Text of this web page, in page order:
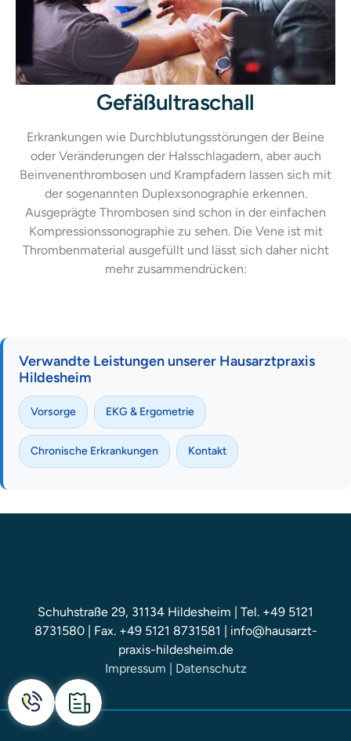
Gefäßultraschall
Erkrankungen wie Durchblutungsstörungen der Beine
oder Veränderungen der Halsschlagadern, aber auch
Beinvenenthrombosen und Krampfadern lassen sich mit
der sogenannten Duplexsonographie erkennen.
Ausgeprägte Thrombosen sind schon in der einfachen
Kompressionssonographie zu sehen. Die Vene ist mit
Thrombenmaterial ausgefüllt und lässt sich daher nicht
mehr zusammendrücken:
Verwandte Leistungen unserer Hausarztpraxis
Hildesheim
Vorsorge EKG & Ergometrie
Chronische Erkrankungen Kontakt
Schuhstraße 29, 31134 Hildesheim | Tel. +49 5121
8731580 | Fax. +49 5121 8731581 | info@hausarzt-
praxis-hildesheim.de
Impressum | Datenschutz